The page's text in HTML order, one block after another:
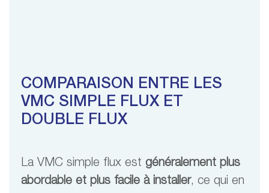
COMPARAISON ENTRE LES
VMC SIMPLE FLUX ET
DOUBLE FLUX
La VMC simple flux est généralement plus
abordable et plus facile à installer, ce qui en